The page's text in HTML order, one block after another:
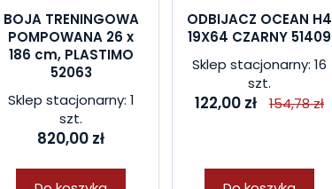
BOJA TRENINGOWA
POMPOWANA 26 x
186 cm, PLASTIMO
52063
Sklep stacjonarny: 1
szt.
820,00 zł
ODBIJACZ OCEAN H4
19X64 CZARNY 51409
Sklep stacjonarny: 16
szt.
122,00 zł 154,78 zł